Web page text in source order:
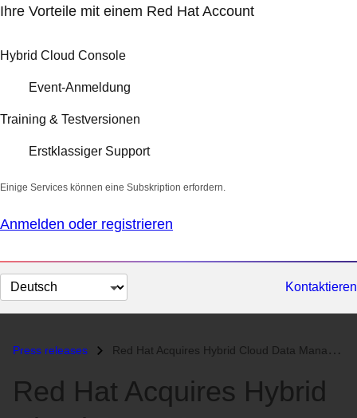
Ihre Vorteile mit einem Red Hat Account
Hybrid Cloud Console
Event-Anmeldung
Training & Testversionen
Erstklassiger Support
Einige Services können eine Subskription erfordern.
Anmelden oder registrieren
Sprache
auswählen
Kontaktieren
Press releases Red Hat Acquires Hybrid Cloud Data Management Provider NooBaa...
Red Hat Acquires Hybrid